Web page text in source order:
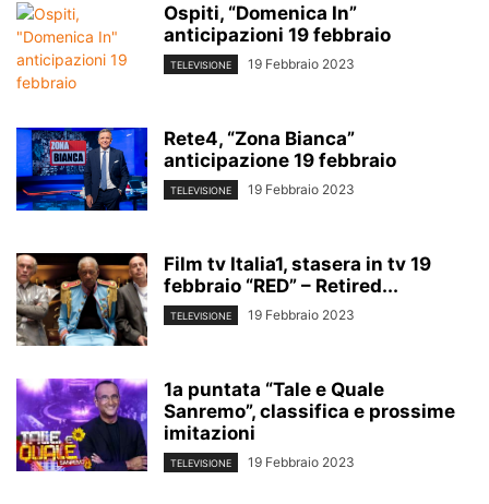
Ospiti, “Domenica In”
anticipazioni 19 febbraio
TELEVISIONE 19 Febbraio 2023
Rete4, “Zona Bianca”
anticipazione 19 febbraio
TELEVISIONE 19 Febbraio 2023
Film tv Italia1, stasera in tv 19
febbraio “RED” – Retired...
TELEVISIONE 19 Febbraio 2023
1a puntata “Tale e Quale
Sanremo”, classifica e prossime
imitazioni
TELEVISIONE 19 Febbraio 2023